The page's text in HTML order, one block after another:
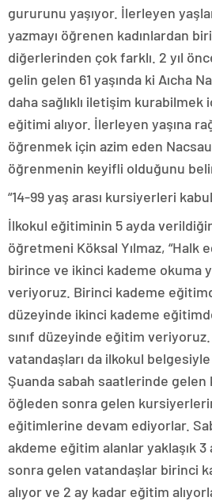
gururunu yaşıyor. İlerleyen
yazmayı öğrenen kadınlardan
diğerlerinden çok farklı. 2 yıl
gelin gelen 61 yaşında ki Aıcha
daha sağlıklı iletişim kurabilmek
eğitimi alıyor. İlerleyen yaşına
öğrenmek için azim eden
öğrenmenin keyifli olduğunu
“14-99 yaş arası kursiyerleri
İlkokul eğitiminin 5 ayda
öğretmeni Köksal Yılmaz, “Halk
birince ve ikinci kademe okuma
veriyoruz. Birinci kademe
düzeyinde ikinci kademe
sınıf düzeyinde eğitim
vatandaşları da ilkokul
Şuanda sabah saatlerinde
öğleden sonra gelen
eğitimlerine devam ediyorlar.
akdeme eğitim alanlar yaklaşık
sonra gelen vatandaşlar birinci
alıyor ve 2 ay kadar eğitim